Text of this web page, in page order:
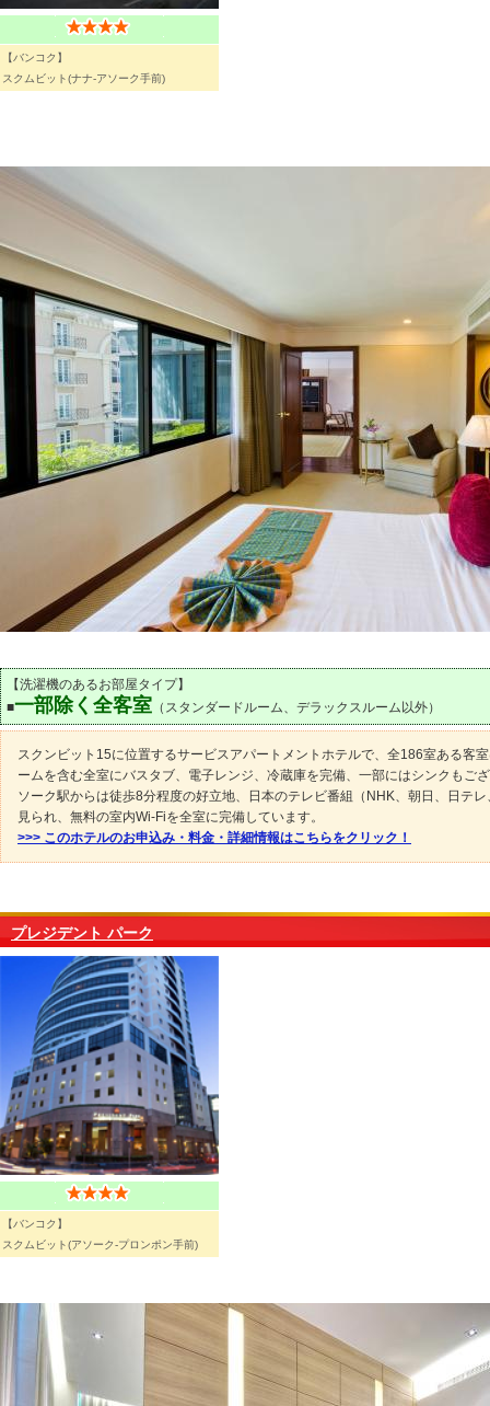
【バンコク】
スクムビット(ナナ-アソーク手前)
【洗濯機のあるお部屋タイプ】
■一部除く全客室 （スタンダードルーム、デラックスルーム以外）
スクンビット15に位置するサービスアパートメントホテルで、全186室ある客
ームを含む全室にバスタブ、電子レンジ、冷蔵庫を完備、一部にはシンクもご
ソーク駅からは徒歩8分程度の好立地、日本のテレビ番組（NHK、朝日、日テレ
見られ、無料の室内Wi-Fiを全室に完備しています。
>>> このホテルのお申込み・料金・詳細情報はこちらをクリック！
プレジデント パーク
【バンコク】
スクムビット(アソーク-プロンポン手前)